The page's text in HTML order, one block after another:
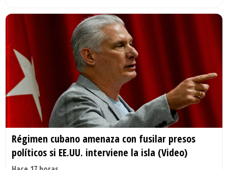
Régimen cubano amenaza con fusilar presos
políticos si EE.UU. interviene la isla (Video)